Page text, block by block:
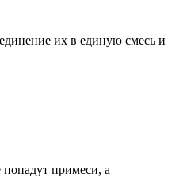
их в единую смесь и
примеси, а